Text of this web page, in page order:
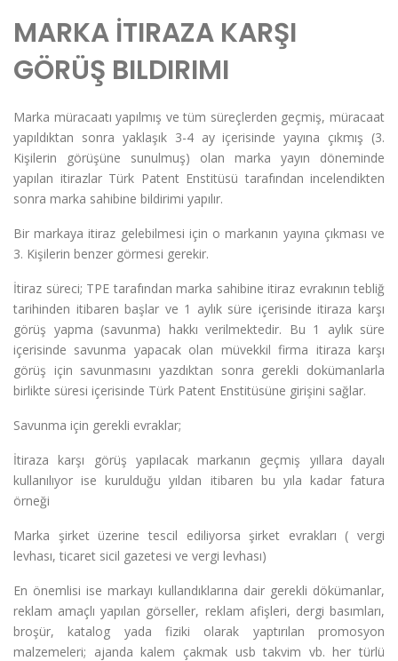
MARKA İTIRAZA KARŞI
GÖRÜŞ BILDIRIMI
Marka müracaatı yapılmış ve tüm süreçlerden geçmiş, müracaat
yapıldıktan sonra yaklaşık 3-4 ay içerisinde yayına çıkmış (3.
Kişilerin görüşüne sunulmuş) olan marka yayın döneminde
yapılan itirazlar Türk Patent Enstitüsü tarafından incelendikten
sonra marka sahibine bildirimi yapılır.
Bir markaya itiraz gelebilmesi için o markanın yayına çıkması ve
3. Kişilerin benzer görmesi gerekir.
İtiraz süreci; TPE tarafından marka sahibine itiraz evrakının tebliğ
tarihinden itibaren başlar ve 1 aylık süre içerisinde itiraza karşı
görüş yapma (savunma) hakkı verilmektedir. Bu 1 aylık süre
içerisinde savunma yapacak olan müvekkil firma itiraza karşı
görüş için savunmasını yazdıktan sonra gerekli dokümanlarla
birlikte süresi içerisinde Türk Patent Enstitüsüne girişini sağlar.
Savunma için gerekli evraklar;
İtiraza karşı görüş yapılacak markanın geçmiş yıllara dayalı
kullanılıyor ise kurulduğu yıldan itibaren bu yıla kadar fatura
örneği
Marka şirket üzerine tescil ediliyorsa şirket evrakları ( vergi
levhası, ticaret sicil gazetesi ve vergi levhası)
En önemlisi ise markayı kullandıklarına dair gerekli dökümanlar,
reklam amaçlı yapılan görseller, reklam afişleri, dergi basımları,
broşür, katalog yada fiziki olarak yaptırılan promosyon
malzemeleri; ajanda kalem çakmak usb takvim vb. her türlü